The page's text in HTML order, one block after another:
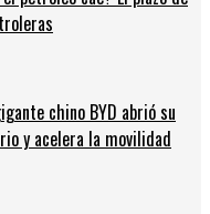
chino BYD abrió su
y acelera la movilidad